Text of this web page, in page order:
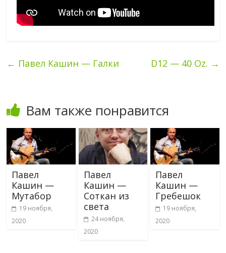
← Павел Кашин — Галки D12 — 40 Oz. →
Вам также понравится
Павел
Кашин —
Мутабор
19 ноября,
2020
Павел
Кашин —
Соткан из
света
24 ноября,
2020
Павел
Кашин —
Гребешок
19 ноября,
2020